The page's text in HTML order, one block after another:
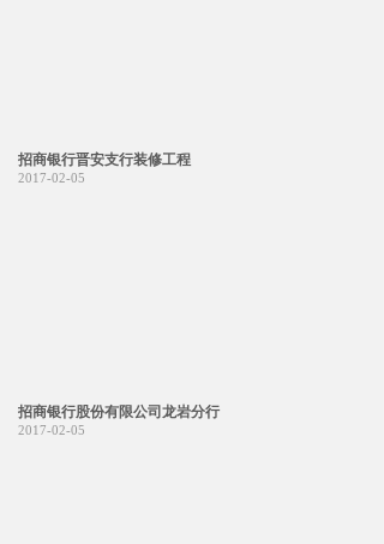
招商银行晋安支行装修工程
2017-02-05
招商银行股份有限公司龙岩分行
2017-02-05